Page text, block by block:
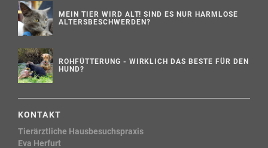
MEIN TIER WIRD ALT! SIND ES NUR HARMLOSE
ALTERSBESCHWERDEN?
ROHFÜTTERUNG - WIRKLICH DAS BESTE FÜR DEN
HUND?
KONTAKT
Tierärztliche Hausbesuchspraxis
Eva Herfurt